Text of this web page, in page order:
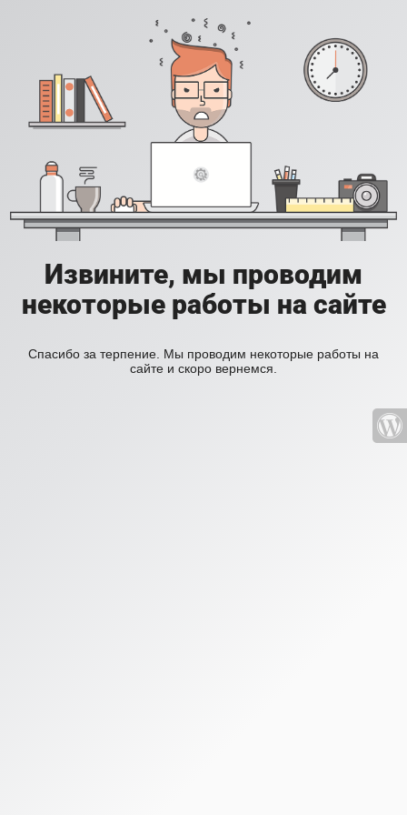
Извините, мы проводим
некоторые работы на сайте
Спасибо за терпение. Мы проводим некоторые работы на
сайте и скоро вернемся.